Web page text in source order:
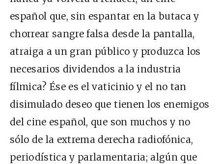
español que, sin espantar en la butaca y
chorrear sangre falsa desde la pantalla,
atraiga a un gran público y produzca los
necesarios dividendos a la industria
fílmica? Ése es el vaticinio y el no tan
disimulado deseo que tienen los enemigos
del cine español, que son muchos y no
sólo de la extrema derecha radiofónica,
periodística y parlamentaria; algún que